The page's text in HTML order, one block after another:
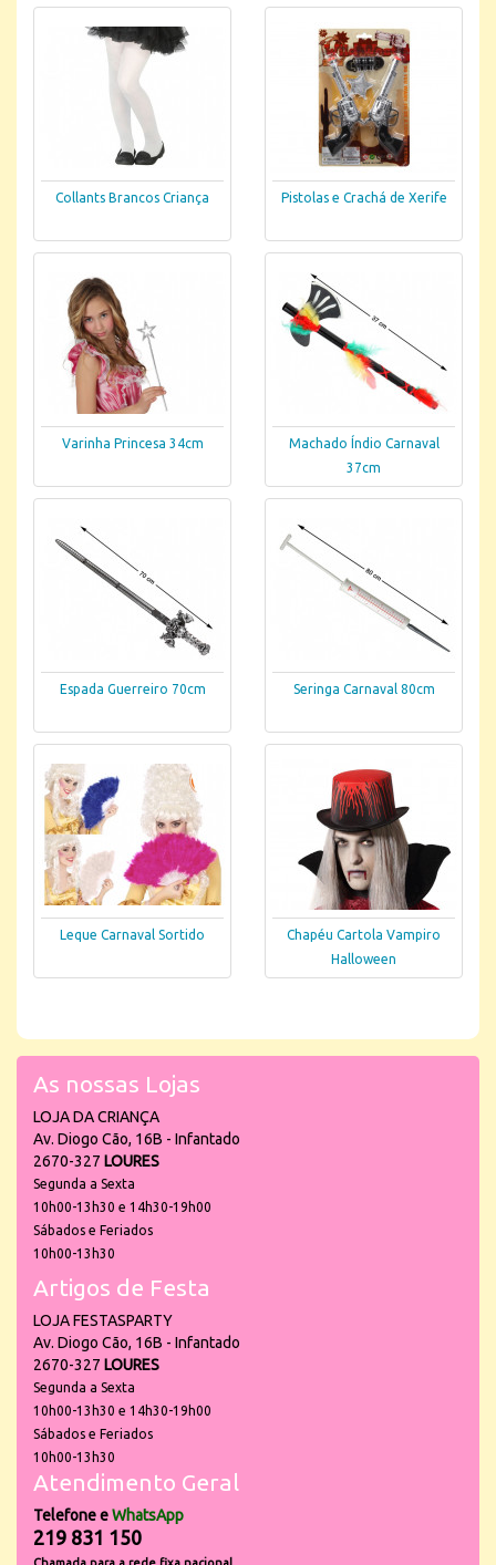
Collants Brancos Criança Pistolas e Crachá de Xerife
Varinha Princesa 34cm
Machado Índio Carnaval
37cm
Espada Guerreiro 70cm Seringa Carnaval 80cm
Leque Carnaval Sortido
Chapéu Cartola Vampiro
Halloween
As nossas Lojas
LOJA DA CRIANÇA
Av. Diogo Cão, 16B - Infantado
2670-327 LOURES
Segunda a Sexta
10h00-13h30 e 14h30-19h00
Sábados e Feriados
10h00-13h30
Artigos de Festa
LOJA FESTASPARTY
Av. Diogo Cão, 16B - Infantado
2670-327 LOURES
Segunda a Sexta
10h00-13h30 e 14h30-19h00
Sábados e Feriados
10h00-13h30
Atendimento Geral
Telefone eWhatsApp
219 831 150